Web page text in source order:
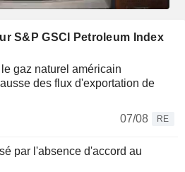
S&P GSCI Petroleum Index
gaz naturel américain
des flux d'exportation de
07/08
RE
par l'absence d'accord au